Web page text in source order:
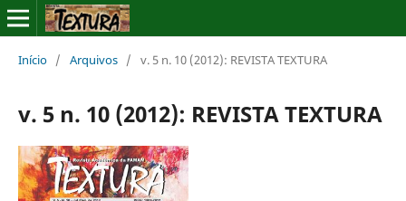
Início / Arquivos / v. 5 n. 10 (2012): REVISTA TEXTURA
v. 5 n. 10 (2012): REVISTA TEXTURA